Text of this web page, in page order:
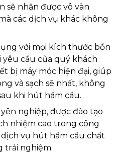
sẽ nhận được vô vàn
các dịch vụ khác không
với mọi kích thước bồn
yêu cầu của quý khách
bị máy móc hiện đại, giúp
và sạch sẽ nhất, không
khi hút hầm cầu.
nghiệp, được đào tạo
nhiệm cao trong công
vụ hút hầm cầu chất
trải nghiệm.